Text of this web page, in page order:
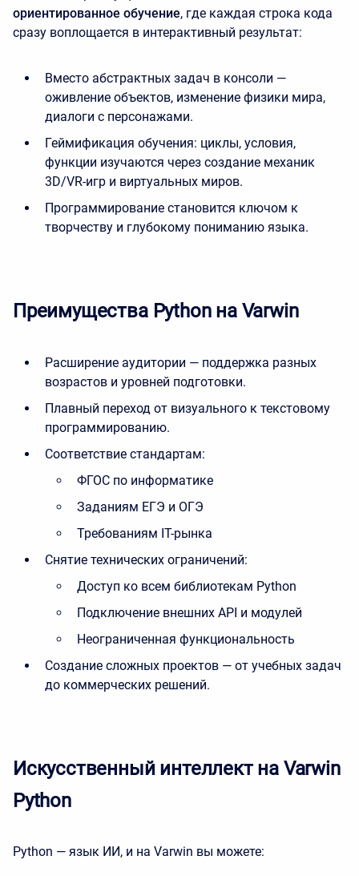
ориентированное обучение, где каждая строка кода
сразу воплощается в интерактивный результат:
Вместо абстрактных задач в консоли —
оживление объектов, изменение физики мира,
диалоги с персонажами.
Геймификация обучения: циклы, условия,
функции изучаются через создание механик
3D/VR-игр и виртуальных миров.
Программирование становится ключом к
творчеству и глубокому пониманию языка.
Преимущества Python на Varwin
Расширение аудитории — поддержка разных
возрастов и уровней подготовки.
Плавный переход от визуального к текстовому
программированию.
Соответствие стандартам:
ФГОС по информатике
Заданиям ЕГЭ и ОГЭ
Требованиям IT-рынка
Снятие технических ограничений:
Доступ ко всем библиотекам Python
Подключение внешних API и модулей
Неограниченная функциональность
Создание сложных проектов — от учебных задач
до коммерческих решений.
Искусственный интеллект на Varwin
Python
Python — язык ИИ, и на Varwin вы можете: